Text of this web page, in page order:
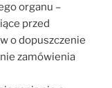
organu –
przed
o dopuszczenie
zamówienia